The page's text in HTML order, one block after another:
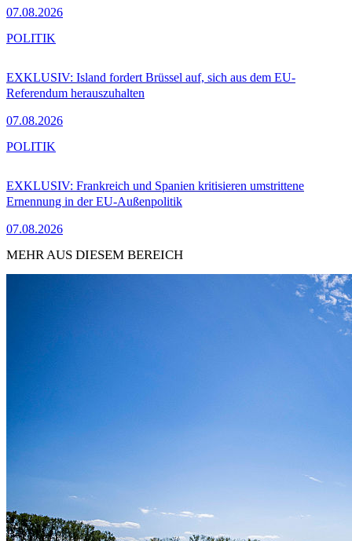
07.08.2026
EXKLUSIV: Island fordert Brüssel auf, sich aus dem EU-
Referendum herauszuhalten
07.08.2026
POLITIK
EXKLUSIV: Frankreich und Spanien kritisieren umstrittene
Ernennung in der EU-Außenpolitik
07.08.2026
POLITIK
MEHR AUS DIESEM BEREICH